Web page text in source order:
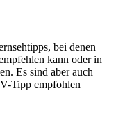
bei denen
kann oder in
Es sind aber auch
Tipp empfohlen